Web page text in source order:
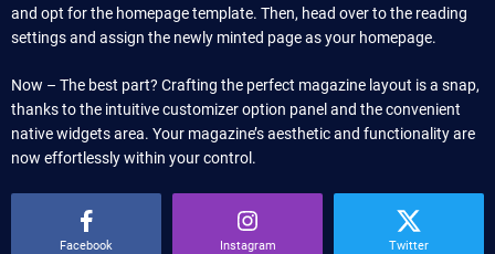
and opt for the homepage template. Then, head over to the reading
settings and assign the newly minted page as your homepage.
Now – The best part? Crafting the perfect magazine layout is a snap,
thanks to the intuitive customizer option panel and the convenient
native widgets area. Your magazine’s aesthetic and functionality are
now effortlessly within your control.
Facebook Instagram Twitter